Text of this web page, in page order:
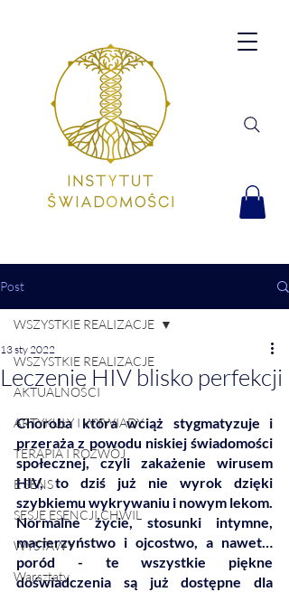
Post
WSZYSTKIE REALIZACJE
AKTUALNOŚCI
ARTYKUŁY I WYWIADY
TERAPIA I ROZWÓJ
E SENS
SESJE ESENCJI CHWIL
WYSTAWY
Warsztaty
WSZYSTKIE REALIZACJE
Leczenie HIV blisko perfekcji
13 sty 2022
Choroba która wciąż stygmatyzuje i
przeraża z powodu niskiej świadomości
społecznej, czyli zakażenie wirusem
HIV, to dziś już nie wyrok dzięki
szybkiemu wykrywaniu i nowym lekom.
Normalne życie, stosunki intymne,
macierzyństwo i ojcostwo, a nawet…
poród - te wszystkie piękne
doświadczenia są już dostępne dla